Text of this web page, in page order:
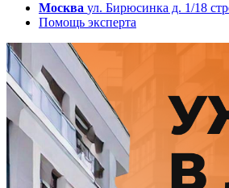
Москва ул. Бирюсинка д. 1/18
Помощь эксперта